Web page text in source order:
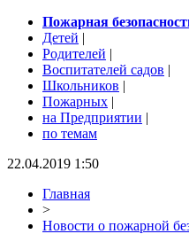
Пожарная
Детей |
Родителей |
Воспитателей садов |
Школьников |
Пожарных |
на Предприятии |
по темам
22.04.2019 1:50
Главная
>
Новости о пожарной